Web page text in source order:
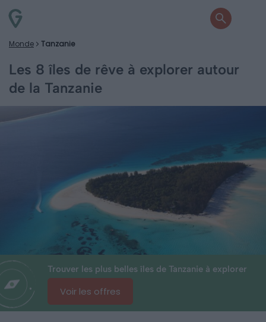
Monde Tanzanie
Les 8 îles de rêve à explorer autour
de la Tanzanie
Trouver les plus belles îles de Tanzanie à explorer
Voir les offres